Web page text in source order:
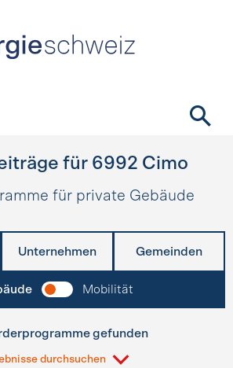
für 6992 Cimo
für private Gebäude
Unternehmen Gemeinden
Mobilität
gefunden
durchsuchen